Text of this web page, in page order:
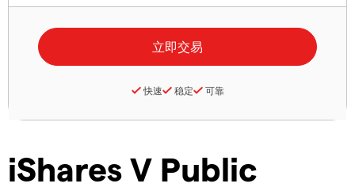
iShares V Public
快速 稳定 可靠